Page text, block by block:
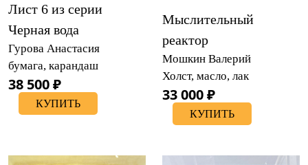
Лист 6 из серии
Черная вода
Гурова Анастасия
бумага, карандаш
38 500 ₽
КУПИТЬ
Мыслительный
реактор
Мошкин Валерий
Холст, масло, лак
33 000 ₽
КУПИТЬ